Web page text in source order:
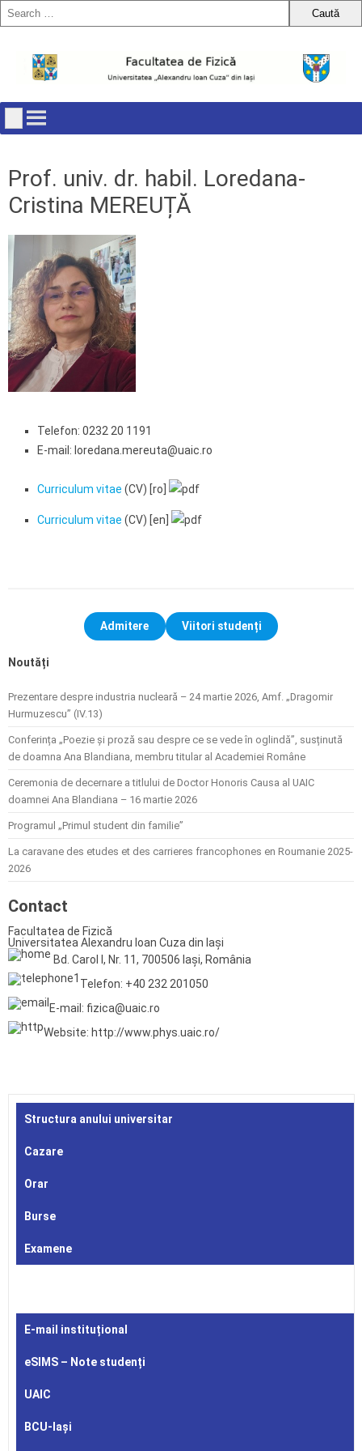
content
Prof. univ. dr. habil. Loredana-
Cristina MEREUȚĂ
Telefon: 0232 20 1191
E-mail: loredana.mereuta@uaic.ro
Curriculum vitae (CV) [ro]
Curriculum vitae (CV) [en]
Admitere Viitori studenți
Noutăți
Prezentare despre industria nucleară – 24 martie 2026, Amf. „Dragomir
Hurmuzescu” (IV.13)
Conferința „Poezie și proză sau despre ce se vede în oglindă”, susținută
de doamna Ana Blandiana, membru titular al Academiei Române
Ceremonia de decernare a titlului de Doctor Honoris Causa al UAIC
doamnei Ana Blandiana – 16 martie 2026
Programul „Primul student din familie”
La caravane des etudes et des carrieres francophones en Roumanie 2025-
2026
Contact
Facultatea de Fizică
Universitatea Alexandru Ioan Cuza din Iași
Bd. Carol I, Nr. 11, 700506 Iași, România
Telefon: +40 232 201050
E-mail: fizica@uaic.ro
Website: http://www.phys.uaic.ro/
Structura anului universitar
Cazare
Orar
Burse
Examene
E-mail instituțional
eSIMS – Note studenți
UAIC
BCU-Iași